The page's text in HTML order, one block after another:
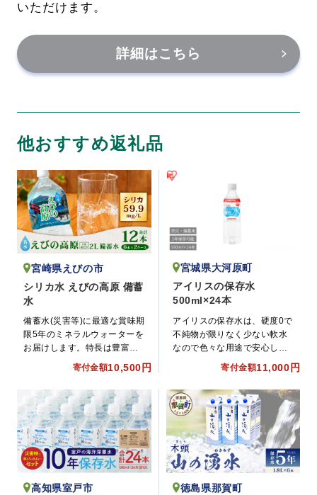
いただけます。
詳細はこちら
他おすすめ返礼品
宮崎県えびの市
シリカ水 えびの高原 備蓄
水
備蓄水(災害等)に最適な賞味期
限5年のミネラルウォーターを
お届けします。特長は豊富な
ミネラル分を含有する弱アル
カリ天然水、まろやかな味わ
いと美容と健康に良いと言わ
れるシリカが59.9mg/L含まれ
ています。
寄付金額10,500円
宮城県大河原町
アイリスの保存水
500ml×24本
アイリスの保存水は、硬度0で
不純物が限りなく少ない軟水
なので色々な用途で安心して
寄付金額11,000円
高知県室戸市
徳島県那賀町